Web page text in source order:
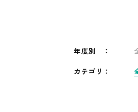
年度別 ：
カテゴリ：